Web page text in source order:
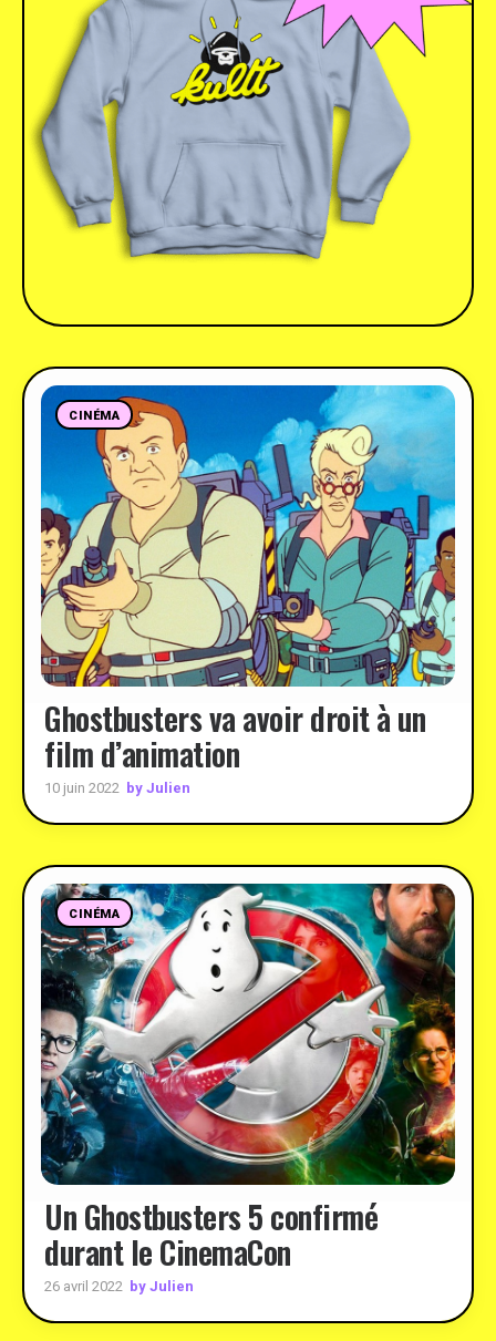
CINÉMA
Ghostbusters va avoir droit à un
film d’animation
10 juin 2022 by Julien
CINÉMA
Un Ghostbusters 5 confirmé
durant le CinemaCon
26 avril 2022 by Julien